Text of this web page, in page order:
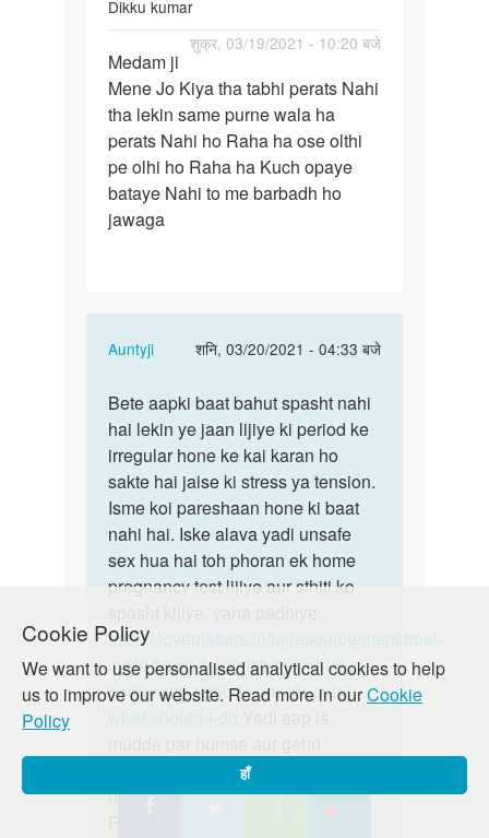
Cookie Policy
We want to use personalised analytical cookies to help
us to improve our website. Read more in ourCookie
Policy
हाँ
Dikku kumar
शुक्र, 03/19/2021 - 10:20 बजे
Medam
ji
Mene
Jo
Kiya
tha…
Medam ji
Mene Jo Kiya tha tabhi perats Nahi
tha lekin same purne wala ha
perats Nahi ho Raha ha ose olthi
pe olhi ho Raha ha Kuch opaye
bataye Nahi to me barbadh ho
jawaga
Auntyji
शनि, 03/20/2021 - 04:33 बजे
In
to
Medam
ji
Mene
Jo
Kiya
tha…
by
Bete
aapki
baat
bahut
spasht…
Bete aapki baat bahut spasht nahi
hai lekin ye jaan lijiye ki period ke
irregular hone ke kai karan ho
sakte hai jaise ki stress ya tension.
Isme koi pareshaan hone ki baat
nahi hai. Iske alava yadi unsafe
sex hua hai toh phoran ek home
pregnancy test lijiye aur sthiti ko
https://lovematters.in/hi/resource/menstrual-
cyclehttps://lovematters.in/hi/our-
bodies/my-periods-are-irregular-
charcha mein judna chahte hain to
hamare discussion board “Just
Poocho” mein zaroor shamil ho!